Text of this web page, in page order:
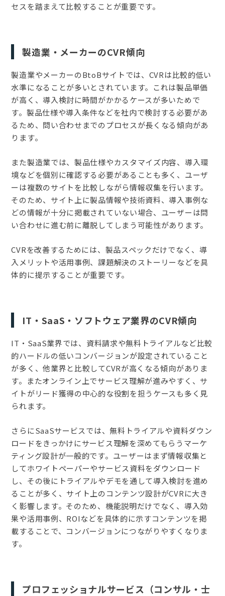
セスを踏まえて比較することが重要です。
製造業・メーカーのCVR傾向
製造業やメーカーのBtoBサイトでは、CVRは比較的低い
水準になることが多いとされています。これは製品単価
が高く、導入検討に時間がかかるケースが多いためで
す。製品仕様や導入条件などを社内で検討する必要があ
るため、問い合わせまでのプロセスが長くなる傾向があ
ります。
また製造業では、製品仕様やカスタマイズ内容、導入環
境などを個別に確認する必要があることも多く、ユーザ
ーは複数のサイトを比較しながら情報収集を行います。
そのため、サイト上に製品情報や技術資料、導入事例な
どの情報が十分に掲載されていない場合、ユーザーは問
い合わせに進む前に離脱してしまう可能性があります。
CVRを改善するためには、製品スペックだけでなく、導
入メリットや活用事例、課題解決のストーリーなどを具
体的に提示することが重要です。
IT・SaaS・ソフトウェア業界のCVR傾向
IT・SaaS業界では、資料請求や無料トライアルなど比較
的ハードルの低いコンバージョンが設定されていること
が多く、他業界と比較してCVRが高くなる傾向がありま
す。またオンライン上でサービス理解が進みやすく、サ
イトがリード獲得の中心的な役割を担うケースも多く見
られます。
さらにSaaSサービスでは、無料トライアルや資料ダウン
ロードをきっかけにサービス理解を深めてもらうマーケ
ティング設計が一般的です。ユーザーはまず情報収集と
してホワイトペーパーやサービス資料をダウンロード
し、その後にトライアルやデモを通して導入検討を進め
ることが多く、サイト上のコンテンツ設計がCVRに大き
く影響します。そのため、機能説明だけでなく、導入効
果や活用事例、ROIなどを具体的に示すコンテンツを掲
載することで、コンバージョンにつながりやすくなりま
す。
プロフェッショナルサービス（コンサル・士